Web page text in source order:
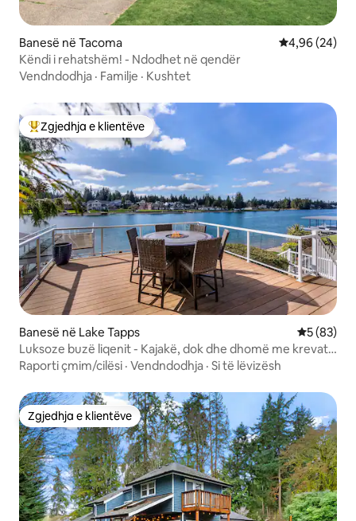
Banesë në Tacoma Vlerësimi
4,96 (24)
Këndi i rehatshëm! - Ndodhet në qendër
Vendndodhja · Familje · Kushtet
Më të mirat e zgjedhjeve të klientëve
Zgjedhja e klientëve
Banesë në Lake Tapps Vlerësimi
5 (83)
Luksoze buzë liqenit - Kajakë, dok dhe dhomë me krevate
dykatësh
Raporti çmim/cilësi · Vendndodhja · Si të lëvizësh
Zgjedhja e klientëve
Zgjedhja e klientëve